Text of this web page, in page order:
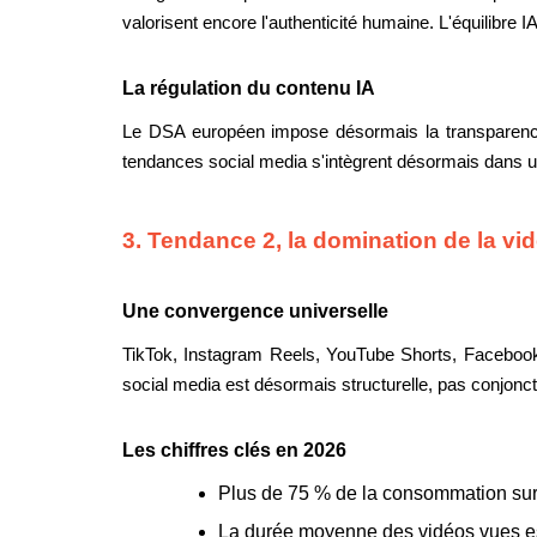
valorisent encore l'authenticité humaine. L'équilibre
La régulation du contenu IA
Le DSA européen impose désormais la
tendances social media s'intègrent désormais dans
3. Tendance 2, la domination de la
Une convergence universelle
TikTok, Instagram Reels, YouTube Shorts,
social media est désormais structurelle, pas
Les chiffres clés en 2026
Plus de 75 % de la consommation
La durée moyenne des vidéos vues